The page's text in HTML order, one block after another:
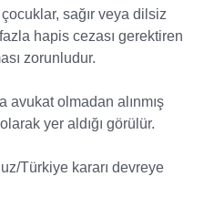
sağır veya dilsiz
hapis cezası gerektiren
zorunludur.
avukat olmadan alınmış
yer aldığı görülür.
Türkiye kararı devreye